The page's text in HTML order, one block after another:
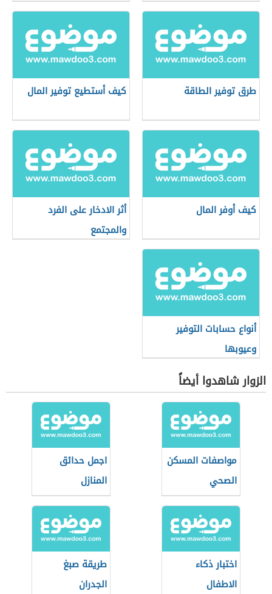
طرق توفير الطاقة كيف أستطيع توفير المال
كيف أوفر المال
أثر الادخار على الفرد
والمجتمع
أنواع حسابات التوفير
وعيوبها
الزوار شاهدوا أيضاً
مواصفات المسكن
الصحي
اجمل حدائق
المنازل
اختبار ذكاء
الاطفال
طريقة صبغ
الجدران